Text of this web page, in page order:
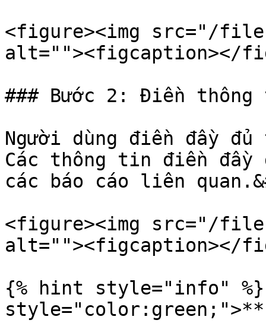
<figure><img src="/
alt=""><figcaption></
### Bước 2: Điền thông
Người dùng điền đầy
Các thông tin điền
các báo cáo liên
<figure><img src="/files/
alt=""><figcaption></
{% hint style="info" %}